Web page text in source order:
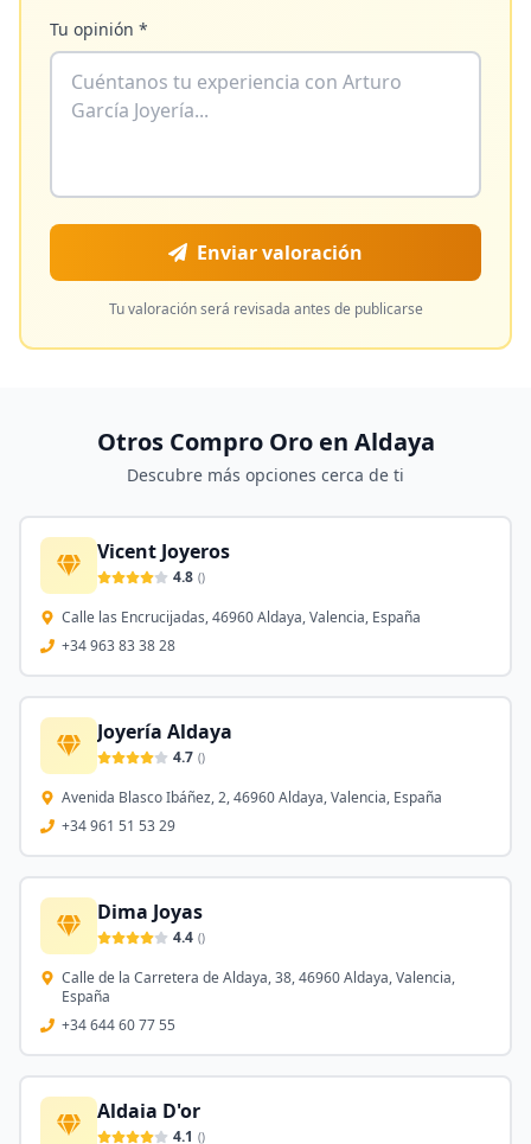
Tu opinión *
Enviar valoración
Tu valoración será revisada antes de publicarse
Otros Compro Oro en Aldaya
Descubre más opciones cerca de ti
Vicent Joyeros
4.8 ()
Calle las Encrucijadas, 46960 Aldaya, Valencia, España
+34 963 83 38 28
Joyería Aldaya
4.7 ()
Avenida Blasco Ibáñez, 2, 46960 Aldaya, Valencia, España
+34 961 51 53 29
Dima Joyas
4.4 ()
Calle de la Carretera de Aldaya, 38, 46960 Aldaya, Valencia,
España
+34 644 60 77 55
Aldaia D'or
4.1 ()